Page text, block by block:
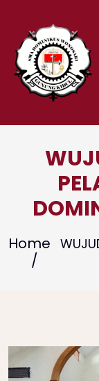
content
Home